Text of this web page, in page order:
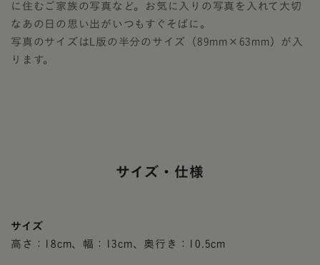
に住むご家族の写真など。お気に入りの写真を入れて大切
なあの日の思い出がいつもすぐそばに。
写真のサイズはL版の半分のサイズ（89mm×63mm）が入
ります。
サイズ・仕様
サイズ
高さ：18cm、幅：13cm、奥行き：10.5cm